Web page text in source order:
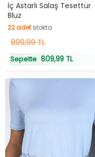
Hızlı Teslimat
İç Astarlı Salaş Tesettür
Bluz
22adetstokta
22adetstokta
899,99 TL
Sepette 809,99 TL